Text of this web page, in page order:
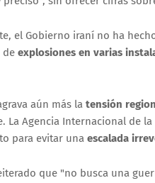
el Gobierno iraní no ha
de explosiones en varias
aún más la tensión
La Agencia Internacional de
para evitar una escalada
que "no busca una